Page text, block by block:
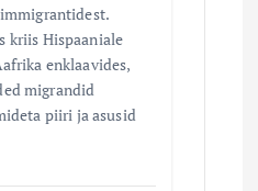
kriis Hispaaniale
enklaavides,
migrandid
piiri ja asusid